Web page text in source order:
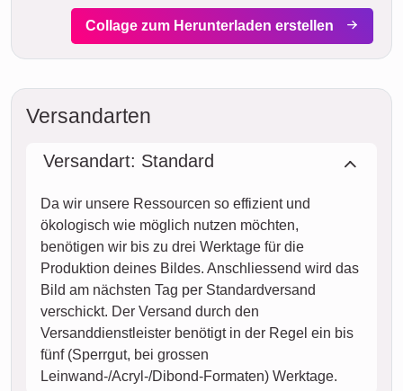
Collage zum Herunterladen erstellen
Versandarten
Versandart: Standard
Da wir unsere Ressourcen so effizient und
ökologisch wie möglich nutzen möchten,
benötigen wir bis zu drei Werktage für die
Produktion deines Bildes. Anschliessend wird das
Bild am nächsten Tag per Standardversand
verschickt. Der Versand durch den
Versanddienstleister benötigt in der Regel ein bis
fünf (Sperrgut, bei grossen
Leinwand-/Acryl-/Dibond-Formaten) Werktage.